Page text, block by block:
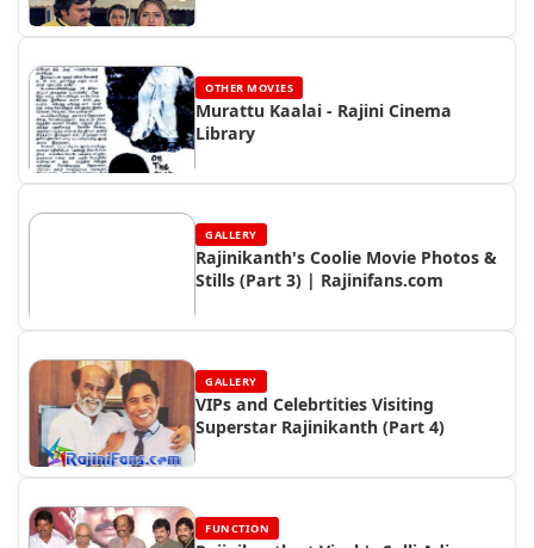
OTHER MOVIES
Murattu Kaalai - Rajini Cinema
Library
GALLERY
Rajinikanth's Coolie Movie Photos &
Stills (Part 3) | Rajinifans.com
GALLERY
VIPs and Celebrtities Visiting
Superstar Rajinikanth (Part 4)
FUNCTION